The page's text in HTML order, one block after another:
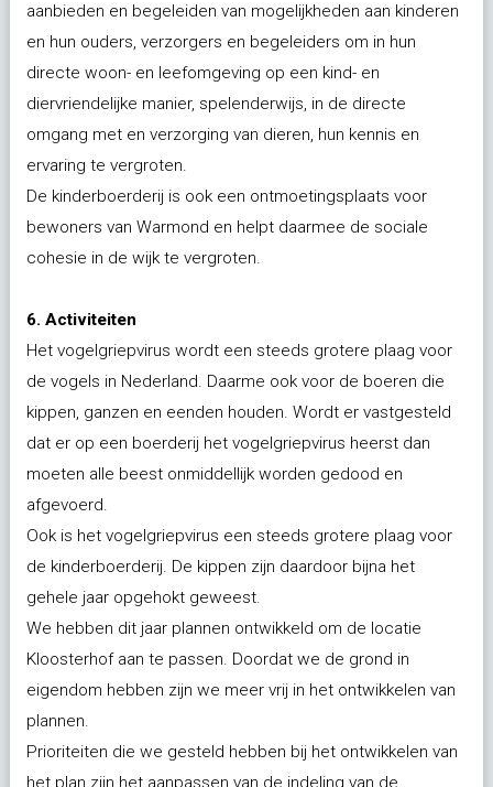
aanbieden en begeleiden van mogelijkheden aan kinderen
en hun ouders, verzorgers en begeleiders om in hun
directe woon- en leefomgeving op een kind- en
diervriendelijke manier, spelenderwijs, in de directe
omgang met en verzorging van dieren, hun kennis en
ervaring te vergroten.
De kinderboerderij is ook een ontmoetingsplaats voor
bewoners van Warmond en helpt daarmee de sociale
cohesie in de wijk te vergroten.
6. Activiteiten
Het vogelgriepvirus wordt een steeds grotere plaag voor
de vogels in Nederland. Daarme ook voor de boeren die
kippen, ganzen en eenden houden. Wordt er vastgesteld
dat er op een boerderij het vogelgriepvirus heerst dan
moeten alle beest onmiddellijk worden gedood en
afgevoerd.
Ook is het vogelgriepvirus een steeds grotere plaag voor
de kinderboerderij. De kippen zijn daardoor bijna het
gehele jaar opgehokt geweest.
We hebben dit jaar plannen ontwikkeld om de locatie
Kloosterhof aan te passen. Doordat we de grond in
eigendom hebben zijn we meer vrij in het ontwikkelen van
plannen.
Prioriteiten die we gesteld hebben bij het ontwikkelen van
het plan zijn het aanpassen van de indeling van de